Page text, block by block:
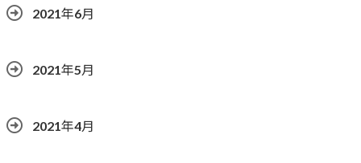
2021年6月
2021年5月
2021年4月